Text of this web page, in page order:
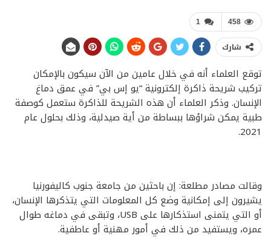
1 458
شارك
توقع العلماء أنه في خلال عامين من الآن سيكون بالإمكان
تركيب شريحة ذاكرة إلكترونية “يو إس بي” في عمق دماغ
الإنسان. وذكر العلماء أن هذه الشريحة للذاكرة ستعمل كوصفة
طبية يمكن شراؤها ببساطة من أية صيدلية، وذلك بحلول عام
2021.
وقالت مصادر مطلعة: إن باحثين من جامعة جنوب كاليفورنيا
يشيرون إلى إمكانية وضع كل المعلومات التي يتذكرها الإنسان،
أو التي يتمنى استذكارها على USB، وتبقى في دماغه طوال
عمره، ويستفيد من ذلك في أمور مهنية أو عاطفية.